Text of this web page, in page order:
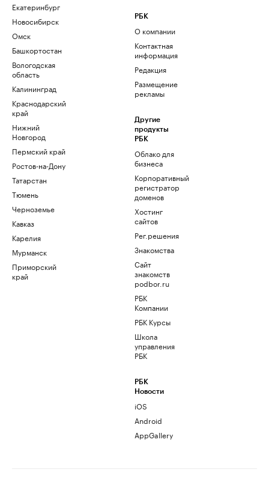
Екатеринбург
Новосибирск
Омск
Башкортостан
Вологодская
область
Калининград
Краснодарский
край
Нижний
Новгород
Пермский край
Ростов-на-Дону
Татарстан
Тюмень
Черноземье
Кавказ
Карелия
Мурманск
Приморский
край
РБК
О компании
Контактная
информация
Редакция
Размещение
рекламы
Другие
продукты
РБК
Облако для
бизнеса
Корпоративный
регистратор
доменов
Хостинг
сайтов
Рег.решения
Знакомства
Сайт
знакомств
podbor.ru
РБК
Компании
РБК Курсы
Школа
управления
РБК
РБК
Новости
iOS
Android
AppGallery